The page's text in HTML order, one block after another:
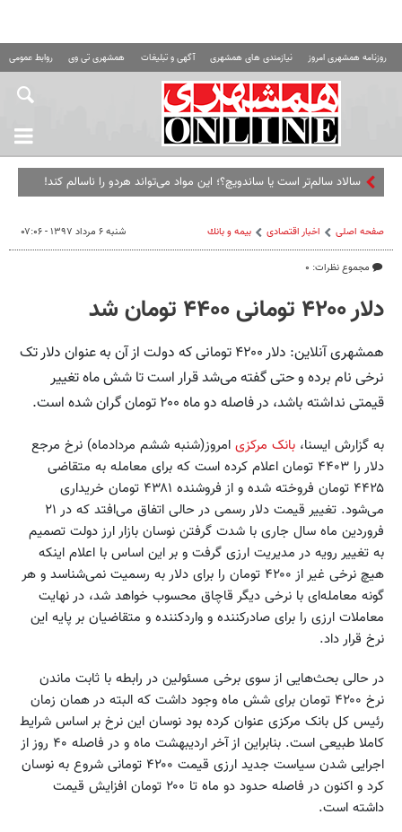
روزنامه همشهری امروز نیازمندی های همشهری آگهی و تبلیغات همشهری تی وی روابط عمومی
سالاد سالم‌تر است یا ساندویچ؟؛ این مواد می‌تواند هردو را ناسالم کند!
صفحه اصلی اخبار اقتصادی بيمه و بانك
مجموع نظرات: ۰
شنبه ۶ مرداد ۱۳۹۷ - ۰۷:۰۶
دلار ۴۲۰۰ تومانی ۴۴۰۰ تومان شد
همشهری آنلاین: دلار ۴۲۰۰ تومانی که دولت از آن به عنوان دلار تک
نرخی نام برده و حتی گفته می‌شد قرار است تا شش ماه تغییر
قیمتی نداشته باشد، در فاصله دو ماه ۲۰۰ تومان گران شده است.
به گزارش ایسنا، بانک مرکزی امروز(شنبه ششم مردادماه) نرخ مرجع
دلار را ۴۴۰۳ تومان اعلام کرده است که برای معامله به متقاضی
۴۴۲۵ تومان فروخته شده و از فروشنده ۴۳۸۱ تومان خریداری
می‌شود. تغییر قیمت دلار رسمی در حالی اتفاق می‌افتد که در ۲۱
فروردین ماه سال جاری با شدت گرفتن نوسان بازار ارز دولت تصمیم
به تغییر رویه در مدیریت ارزی گرفت و بر این اساس با اعلام اینکه
هیچ نرخی غیر از ۴۲۰۰ تومان را برای دلار به رسمیت نمی‌شناسد و هر
گونه معامله‌ای با نرخی دیگر قاچاق محسوب خواهد شد، در نهایت
معاملات ارزی را برای صادرکننده و واردکننده و متقاضیان بر پایه این
نرخ قرار داد.
در حالی بحث‌هایی از سوی برخی مسئولین در رابطه با ثابت ماندن
نرخ ۴۲۰۰ تومان برای شش ماه وجود داشت که البته در همان زمان
رئیس کل بانک مرکزی عنوان کرده بود نوسان این نرخ بر اساس شرایط
کاملا طبیعی است. بنابراین از آخر اردیبهشت ماه و در فاصله ۴۰ روز از
اجرایی شدن سیاست جدید ارزی قیمت ۴۲۰۰ تومانی شروع به نوسان
کرد و اکنون در فاصله حدود دو ماه تا ۲۰۰ تومان افزایش قیمت
داشته است.